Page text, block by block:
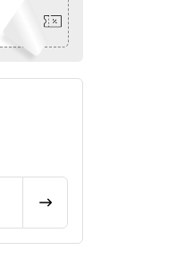
CALCULAR FRETE